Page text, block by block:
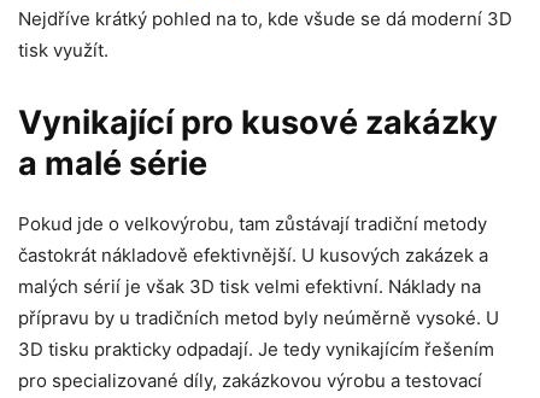
Nejdříve krátký pohled na to, kde všude se dá moderní 3D
tisk využít.
Vynikající pro kusové zakázky
a malé série
Pokud jde o velkovýrobu, tam zůstávají tradiční metody
častokrát nákladově efektivnější. U kusových zakázek a
malých sérií je však 3D tisk velmi efektivní. Náklady na
přípravu by u tradičních metod byly neúměrně vysoké. U
3D tisku prakticky odpadají. Je tedy vynikajícím řešením
pro specializované díly, zakázkovou výrobu a testovací